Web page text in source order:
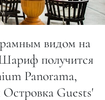
видом на
получится
Panorama,
Guests'